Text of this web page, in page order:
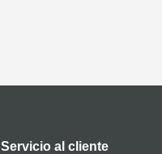
Servicio al cliente